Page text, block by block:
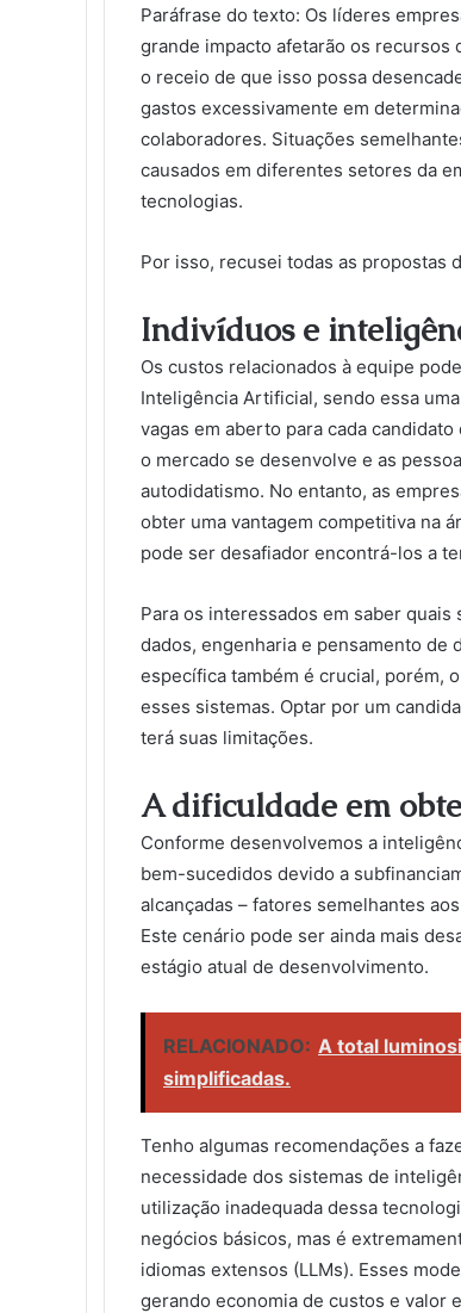
Paráfrase do texto: Os líderes
grande impacto afetarão os
o receio de que isso possa
gastos excessivamente em
colaboradores. Situações
causados em diferentes setores da
tecnologias.
Por isso, recusei todas as propostas
Indivíduos e
Os custos relacionados à equipe
Inteligência Artificial, sendo essa
vagas em aberto para cada
o mercado se desenvolve e as
autodidatismo. No entanto, as
obter uma vantagem competitiva na
pode ser desafiador encontrá-los a
Para os interessados em saber
dados, engenharia e pensamento de
específica também é crucial, porém,
esses sistemas. Optar por um
terá suas limitações.
A dificuldade em
Conforme desenvolvemos a
bem-sucedidos devido a
alcançadas – fatores semelhantes
Este cenário pode ser ainda mais
estágio atual de desenvolvimento.
RELACIONADO: A total
simplificadas.
Tenho algumas recomendações a
necessidade dos sistemas de
utilização inadequada dessa
negócios básicos, mas é
idiomas extensos (LLMs). Esses
gerando economia de custos e valor